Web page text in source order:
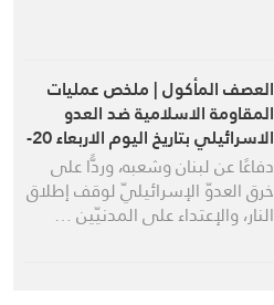
العصف المأكول | ملخص عمليات
المقاومة الاسلامية ضد العدو
الاسرائيلي بتاريخ اليوم الاربعاء 20-
5-2026
دفاعًا عن لبنان وشعبه، وردًّا على
خرق العدوّ الإسرائيليّ لوقف إطلاق
النار، والإعتداء على المدنيّين …